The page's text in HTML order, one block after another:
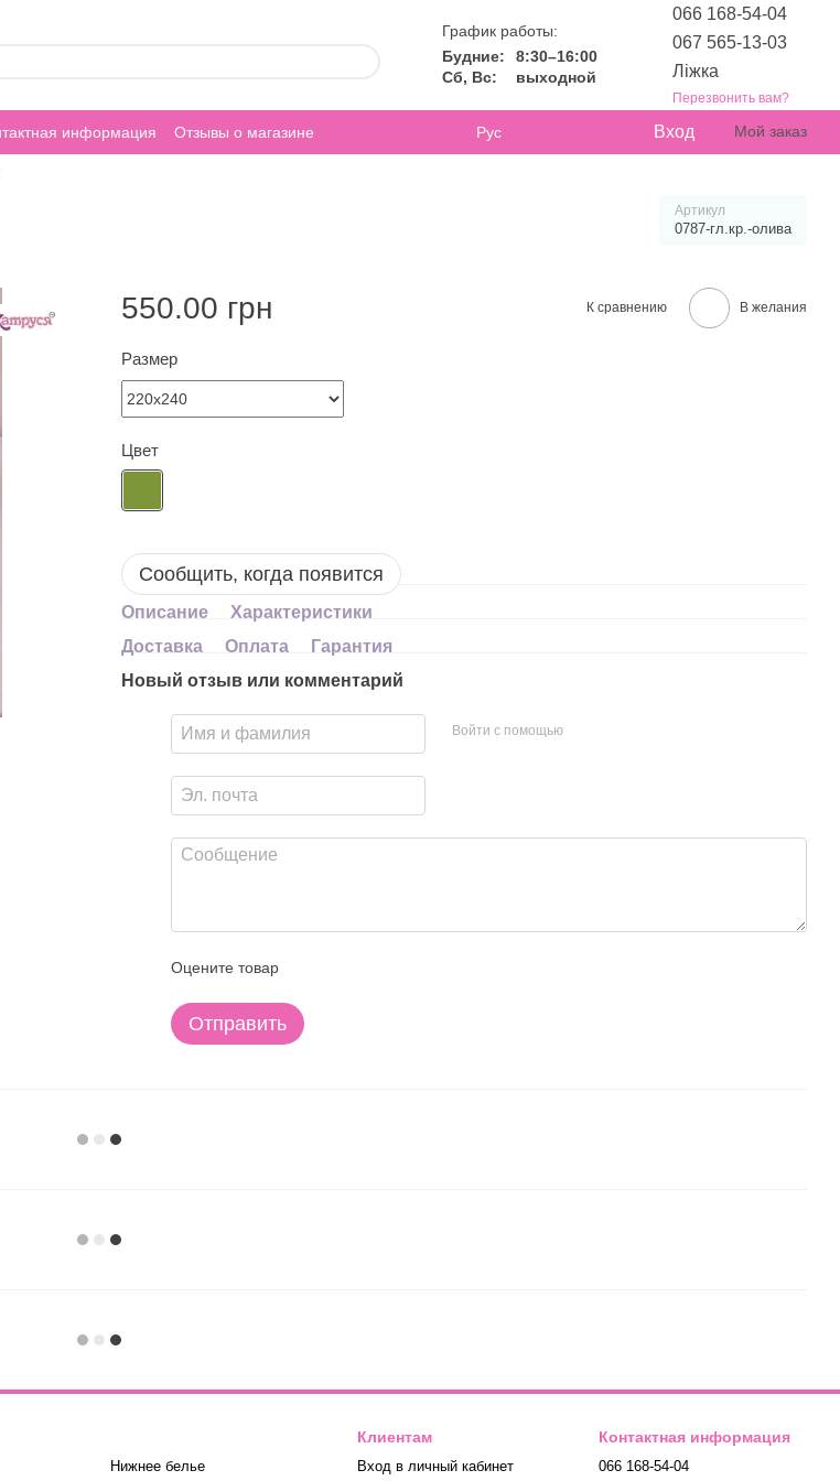
График работы:
Будние:
8:30–16:00
Сб, Вс:
выходной
066 168-54-04
067 565-13-03
Ліжка
Перезвонить вам?
информация Отзывы о магазине Рус Вход Мой заказ
Артикул
0787-гл.кр.-олива
550.00 грн К сравнению В желания
Размер
Цвет
Сообщить, когда появится
Описание
Характеристики
Доставка
Оплата
Гарантия
Новый отзыв или комментарий
Войти с помощью
Оцените товар
Отправить
Нижнее белье
Клиентам
Вход в личный кабинет
Контактная информация
066 168-54-04